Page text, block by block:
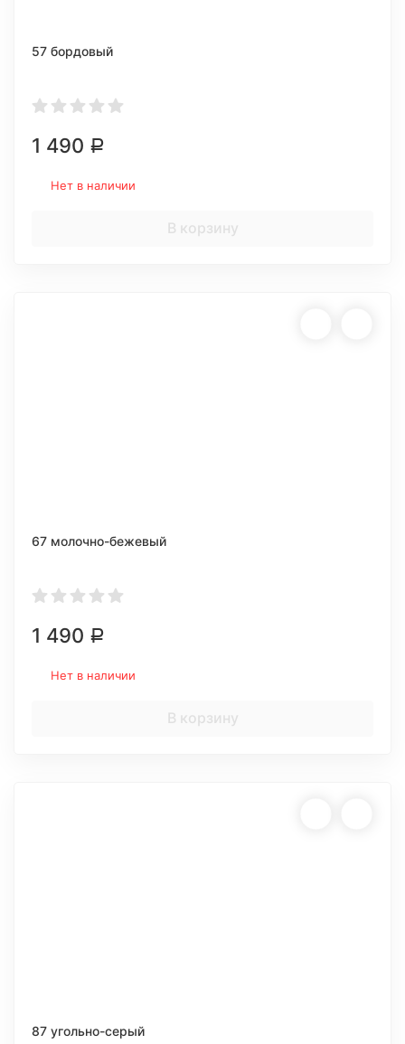
57 бордовый
1 490 Р
Нет в наличии
В корзину
67 молочно-бежевый
1 490 Р
Нет в наличии
В корзину
87 угольно-серый